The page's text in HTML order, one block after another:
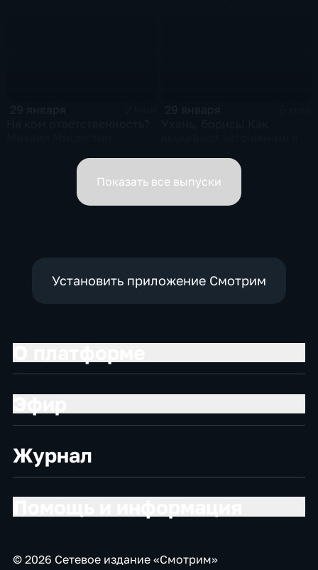
вице-премьеров
Показать все выпуски
Установить приложение Смотрим
Журнал
© 2026 Сетевое издание «Смотрим»